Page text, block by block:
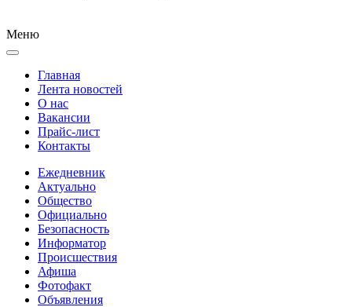
Меню
Главная
Лента новостей
О нас
Вакансии
Прайс-лист
Контакты
Ежедневник
Актуально
Общество
Официально
Безопасность
Информатор
Происшествия
Афиша
Фотофакт
Объявления